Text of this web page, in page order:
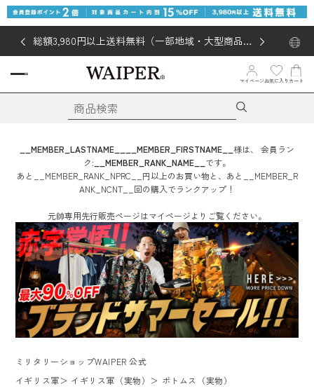
総額3,980円以上送料無料（一部地域・大型商品対
マイページ お気に入り カート
__MEMBER_LASTNAME__ __MEMBER_FIRSTNAME__ 様は、
会員ラン
ク: __MEMBER_RANK_NAME__ です。
あと
__MEMBER_RANK_NPRC__ 円以上のお買い物と、あと
__MEMBER_R
ANK_NCNT__ 回の購入でランクアップ！
元帥専用先行販売ページはマイページよりご覧ください。
ミリタリーショップWAIPER 公式
イギリス軍＞ イギリス軍（実物） ＞ ボトムス（実物）